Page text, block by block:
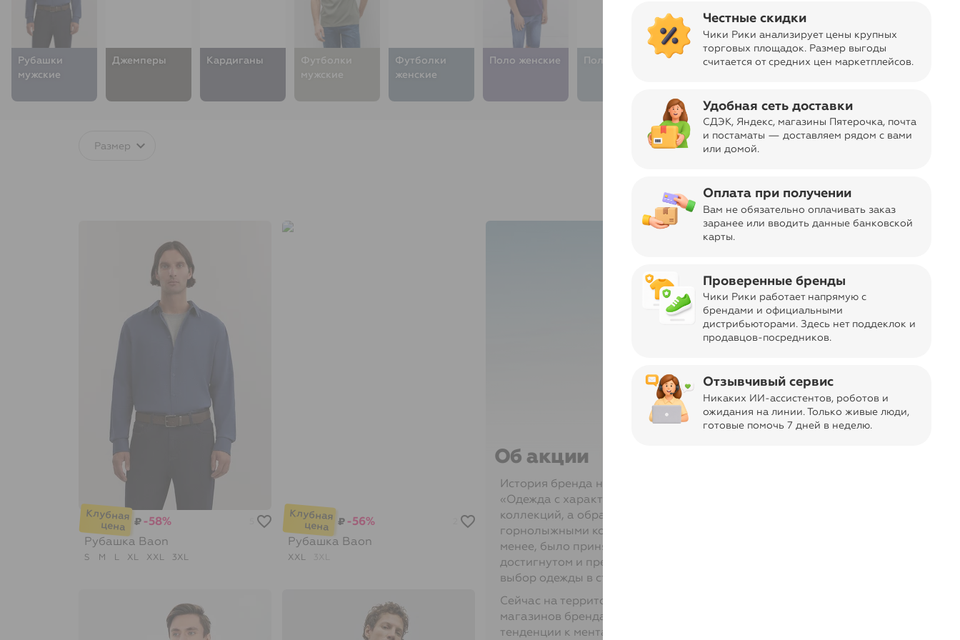
Честные скидки
Чики Рики анализирует цены крупных
торговых площадок. Размер выгоды
считается от средних цен маркетплейсов.
Удобная сеть доставки
СДЭК, Яндекс, магазины Пятерочка, почта
и постаматы — доставляем рядом с вами
или домой.
Оплата при получении
Вам не обязательно оплачивать заказ
заранее или вводить данные банковской
карты.
Проверенные бренды
Чики Рики работает напрямую с
брендами и официальными
дистрибьюторами. Здесь нет поддеклок и
продавцов-посредников.
Отзывчивый сервис
Никаких ИИ-ассистентов, роботов и
ожидания на линии. Только живые люди,
готовые помочь 7 дней в неделю.
Рубашки
мужские
Джемперы Кардиганы
Футболки
мужские
Футболки
женские
Поло женские Поло мужские Майки
Ветровки
Куртки
Размер
sync_altСортировать
Об акции
История бренда началась в Швеции в 1992 году. Слоган
«Одежда с характером» всецело отражал настроение сезонных
коллекций, а образ марки был неразрывно связан с
горнолыжными костюмами, куртками и пуховиками. Тем не
менее, было принято решение не останавливаться на
достигнутом и предоставить покупателям более широкий
выбор одежды в стиле casual.
Сейчас на территории России и СНГ открыто более 150
магазинов бренда. BAON адаптирует европейские модные
тенденции к менталитету российского покупателя и
₽ -58%
Рубашка Baon
S M L XL XXL 3XL
₽ -56%
Рубашка Baon
XXL 3XL